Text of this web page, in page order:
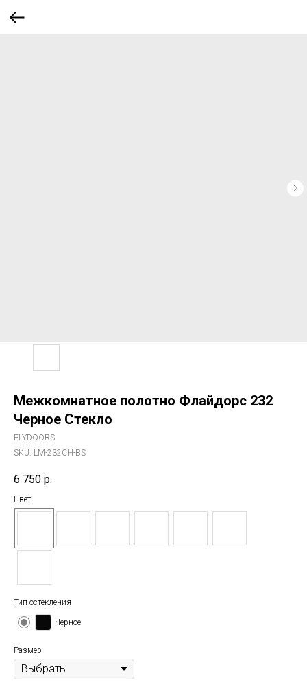
Межкомнатное полотно Флайдорс 232
Черное Стекло
FLYDOORS
SKU: LM-232CH-BS
6 750 р.
Цвет
Тип остекления
Черное
Размер